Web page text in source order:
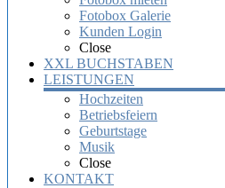
Fotobox Galerie
Kunden Login
Close
XXL BUCHSTABEN
LEISTUNGEN
Hochzeiten
Betriebsfeiern
Geburtstage
Musik
Close
KONTAKT